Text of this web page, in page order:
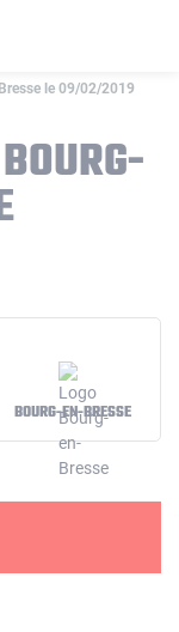
le 09/02/2019
BOURG-EN-BRESSE